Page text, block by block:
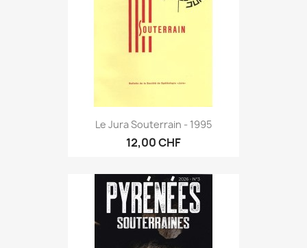
Le Jura Souterrain - 1995
12,00 CHF